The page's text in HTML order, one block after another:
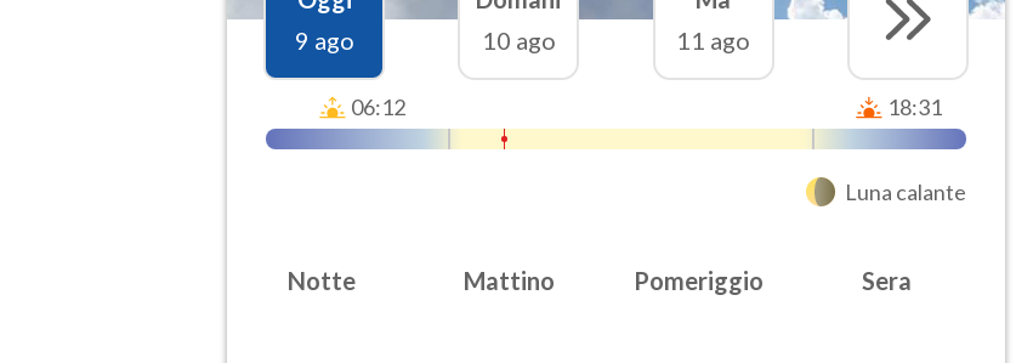
9 ago
10 ago
11 ago
06:12 18:31
Luna calante
Notte Mattino Pomeriggio Sera